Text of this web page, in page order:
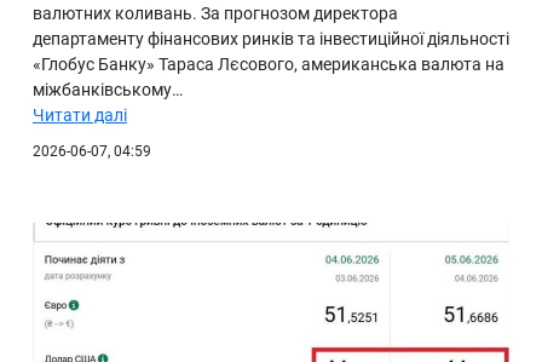
валютних коливань. За прогнозом директора
департаменту фінансових ринків та інвестиційної діяльності
«Глобус Банку» Тараса Лєсового, американська валюта на
міжбанківському…
Читати далі
2026-06-07, 04:59